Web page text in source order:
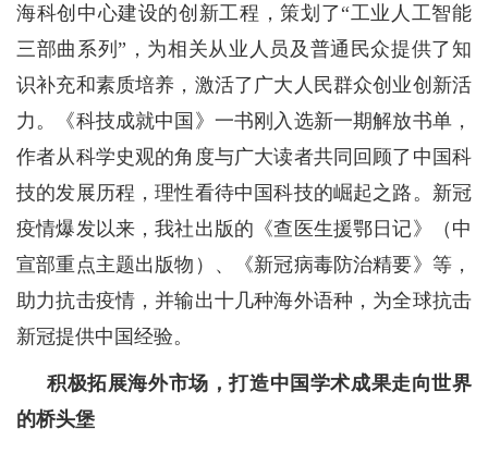
海科创中心建设的创新工程，策划了“工业人工智能
三部曲系列”，为相关从业人员及普通民众提供了知
识补充和素质培养，激活了广大人民群众创业创新活
力。《科技成就中国》一书刚入选新一期解放书单，
作者从科学史观的角度与广大读者共同回顾了中国科
技的发展历程，理性看待中国科技的崛起之路。新冠
疫情爆发以来，我社出版的《查医生援鄂日记》（中
宣部重点主题出版物）、《新冠病毒防治精要》等，
助力抗击疫情，并输出十几种海外语种，为全球抗击
新冠提供中国经验。
积极拓展海外市场，打造中国学术成果走向世界
的桥头堡